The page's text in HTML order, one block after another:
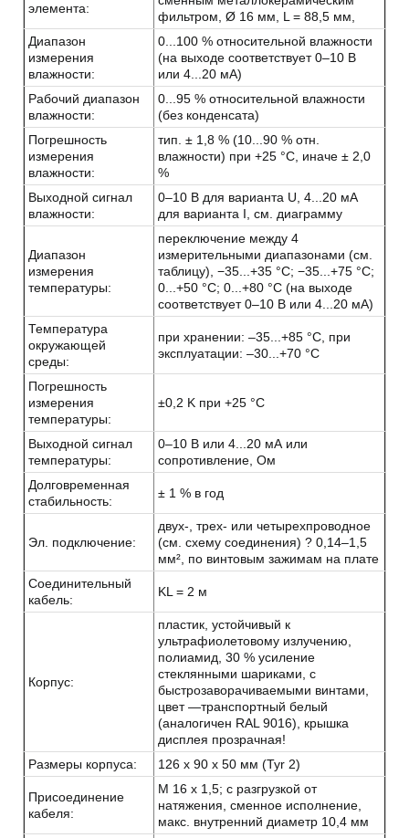
элемента:
фильтром, Ø 16 мм, L = 88,5 мм,
Диапазон
измерения
влажности:
0...100 % относительной влажности
(на выходе соответствует 0–10 B
или 4...20 мА)
Рабочий диапазон
влажности:
0...95 % относительной влажности
(без конденсата)
Погрешность
измерения
влажности:
тип. ± 1,8 % (10...90 % отн.
влажности) при +25 °C, иначе ± 2,0
%
Выходной сигнал
влажности:
0–10 B для варианта U, 4...20 мА
для варианта I, см. диаграмму
Диапазон
измерения
температуры:
переключение между 4
измерительными диапазонами (см.
таблицу), −35...+35 °C; −35...+75 °C;
0...+50 °C; 0...+80 °C (на выходе
соответствует 0–10 B или 4...20 мА)
Температура
окружающей
среды:
при хранении: –35...+85 °C, при
эксплуатации: –30...+70 °C
Погрешность
измерения
температуры:
±0,2 K при +25 °C
Выходной сигнал
температуры:
0–10 B или 4...20 мА или
сопротивление, Ом
Долговременная
стабильность:
± 1 % в год
Эл. подключение:
двух-, трех- или четырехпроводное
(см. схему соединения) ? 0,14–1,5
мм², по винтовым зажимам на плате
Соединительный
кабель:
KL = 2 м
Корпус:
пластик, устойчивый к
ультрафиолетовому излучению,
полиамид, 30 % усиление
стеклянными шариками, с
быстрозаворачиваемыми винтами,
цвет —транспортный белый
(аналогичен RAL 9016), крышка
дисплея прозрачная!
Размеры корпуса:
126 x 90 x 50 мм (Tyr 2)
Присоединение
кабеля:
M 16 x 1,5; с разгрузкой от
натяжения, сменное исполнение,
макс. внутренний диаметр 10,4 мм